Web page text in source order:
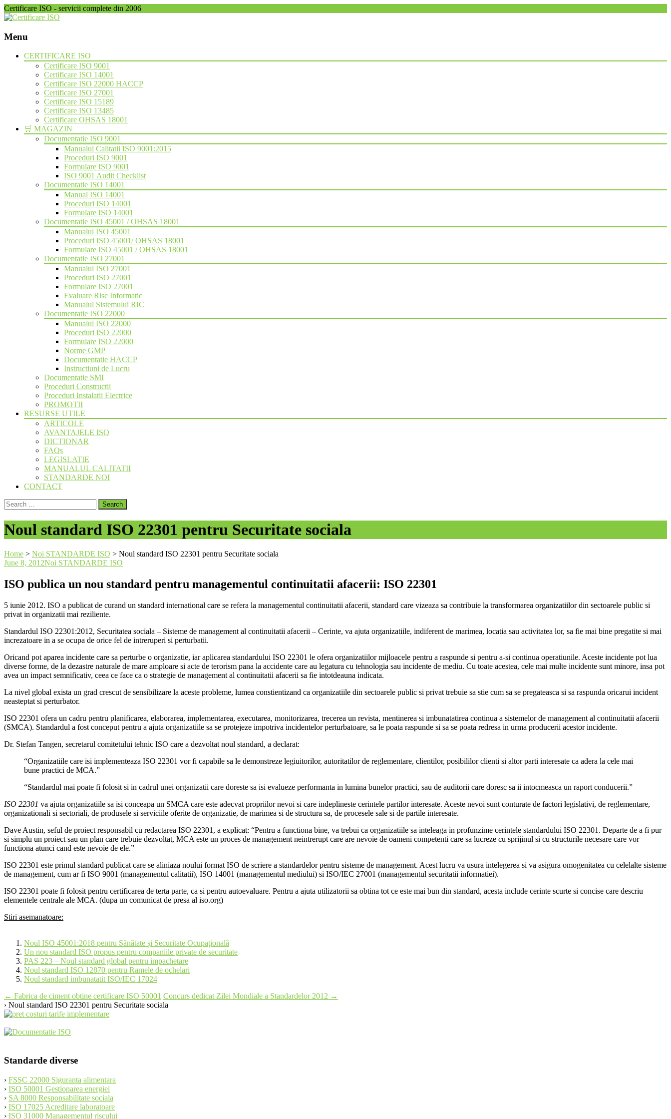
Certificare ISO - servicii complete din 2006
Menu
Skip
CERTIFICARE ISO
Certificare ISO 9001
Certificare ISO 14001
Certificare ISO 22000 HACCP
Certificare ISO 27001
Certificare ISO 15189
Certificare ISO 13485
Certificare OHSAS 18001
🛒 MAGAZIN
Documentatie ISO 9001
Manualul Calitatii ISO 9001:2015
Proceduri ISO 9001
Formulare ISO 9001
ISO 9001 Audit Checklist
Documentatie ISO 14001
Manual ISO 14001
Proceduri ISO 14001
Formulare ISO 14001
Documentatie ISO 45001 / OHSAS 18001
Manualul ISO 45001
Proceduri ISO 45001/ OHSAS 18001
Formulare ISO 45001 / OHSAS 18001
Documentatie ISO 27001
Manualul ISO 27001
Proceduri ISO 27001
Formulare ISO 27001
Evaluare Risc Informatic
Manualul Sistemului RIC
Documentatie ISO 22000
Manualul ISO 22000
Proceduri ISO 22000
Formulare ISO 22000
Norme GMP
Documentatie HACCP
Instructiuni de Lucru
Documentatie SMI
Proceduri Constructii
Proceduri Instalatii Electrice
PROMOTII
RESURSE UTILE
ARTICOLE
AVANTAJELE ISO
DICTIONAR
FAQs
LEGISLATIE
MANUALUL CALITATII
STANDARDE NOI
CONTACT
Search
for:
Noul standard ISO 22301 pentru Securitate sociala
Home > Noi STANDARDE ISO > Noul standard ISO 22301 pentru Securitate sociala
June 8, 2012Noi STANDARDE ISO
ISO publica un nou standard pentru managementul continuitatii afacerii: ISO 22301
5 iunie 2012. ISO a publicat de curand un standard international care se refera la managementul continuitatii afacerii, standard care vizeaza sa contribuie la transformarea organizatiilor din sectoarele public si
privat in organizatii mai reziliente.
Standardul ISO 22301:2012, Securitatea sociala – Sisteme de management al continuitatii afacerii – Cerinte, va ajuta organizatiile, indiferent de marimea, locatia sau activitatea lor, sa fie mai bine pregatite si mai
increzatoare in a se ocupa de orice fel de intreruperi si perturbatii.
Oricand pot aparea incidente care sa perturbe o organizatie, iar aplicarea standardului ISO 22301 le ofera organizatiilor mijloacele pentru a raspunde si pentru a-si continua operatiunile. Aceste incidente pot lua
diverse forme, de la dezastre naturale de mare amploare si acte de terorism pana la accidente care au legatura cu tehnologia sau incidente de mediu. Cu toate acestea, cele mai multe incidente sunt minore, insa pot
avea un impact semnificativ, ceea ce face ca o strategie de management al continuitatii afacerii sa fie intotdeauna indicata.
La nivel global exista un grad crescut de sensibilizare la aceste probleme, lumea constientizand ca organizatiile din sectoarele public si privat trebuie sa stie cum sa se pregateasca si sa raspunda oricarui incident
neasteptat si perturbator.
ISO 22301 ofera un cadru pentru planificarea, elaborarea, implementarea, executarea, monitorizarea, trecerea un revista, mentinerea si imbunatatirea continua a sistemelor de management al continuitatii afacerii
(SMCA). Standardul a fost conceput pentru a ajuta organizatiile sa se protejeze impotriva incidentelor perturbatoare, sa le poata raspunde si sa se poata redresa in urma producerii acestor incidente.
Dr. Stefan Tangen, secretarul comitetului tehnic ISO care a dezvoltat noul standard, a declarat:
“Organizatiile care isi implementeaza ISO 22301 vor fi capabile sa le demonstreze legiuitorilor, autoritatilor de reglementare, clientilor, posibililor clienti si altor parti interesate ca adera la cele mai
bune practici de MCA.”
“Standardul mai poate fi folosit si in cadrul unei organizatii care doreste sa isi evalueze performanta in lumina bunelor practici, sau de auditorii care doresc sa ii intocmeasca un raport conducerii.”
ISO 22301 va ajuta organizatiile sa isi conceapa un SMCA care este adecvat propriilor nevoi si care indeplineste cerintele partilor interesate. Aceste nevoi sunt conturate de factori legislativi, de reglementare,
organizationali si sectoriali, de produsele si serviciile oferite de organizatie, de marimea si de structura sa, de procesele sale si de partile interesate.
Dave Austin, seful de proiect responsabil cu redactarea ISO 22301, a explicat: “Pentru a functiona bine, va trebui ca organizatiile sa inteleaga in profunzime cerintele standardului ISO 22301. Departe de a fi pur
si simplu un proiect sau un plan care trebuie dezvoltat, MCA este un proces de management neintrerupt care are nevoie de oameni competenti care sa lucreze cu sprijinul si cu structurile necesare care vor
functiona atunci cand este nevoie de ele.”
ISO 22301 este primul standard publicat care se aliniaza noului format ISO de scriere a standardelor pentru sisteme de management. Acest lucru va usura intelegerea si va asigura omogenitatea cu celelalte sisteme
de management, cum ar fi ISO 9001 (managementul calitatii), ISO 14001 (managementul mediului) si ISO/IEC 27001 (managementul securitatii informatiei).
ISO 22301 poate fi folosit pentru certificarea de terta parte, ca si pentru autoevaluare. Pentru a ajuta utilizatorii sa obtina tot ce este mai bun din standard, acesta include cerinte scurte si concise care descriu
elementele centrale ale MCA. (dupa un comunicat de presa al iso.org)
Stiri asemanatoare:
Noul ISO 45001:2018 pentru Sănătate și Securitate Ocupațională
Un nou standard ISO propus pentru companiile private de securitate
PAS 223 – Noul standard global pentru impachetare
Noul standard ISO 12870 pentru Ramele de ochelari
Noul standard imbunatatit ISO/IEC 17024
Post
navigation
← Fabrica de ciment obtine certificare ISO 50001 Concurs dedicat Zilei Mondiale a Standardelor 2012 →
› Noul standard ISO 22301 pentru Securitate sociala
Standarde diverse
› FSSC 22000 Siguranta alimentara
› ISO 50001 Gestionarea energiei
› SA 8000 Responsabilitate sociala
› ISO 17025 Acreditare laboratoare
› ISO 31000 Managementul riscului